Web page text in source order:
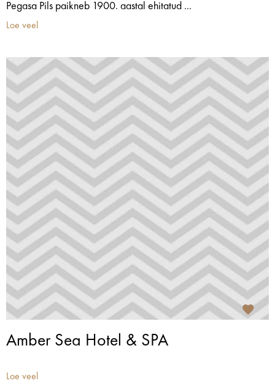
Pegasa Pils paikneb 1900. aastal ehitatud ...
Loe veel
Amber Sea Hotel & SPA
Loe veel